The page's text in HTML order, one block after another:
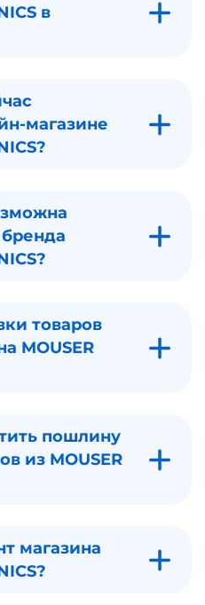
в
магазине
товаров
MOUSER
пошлину
из MOUSER
магазина